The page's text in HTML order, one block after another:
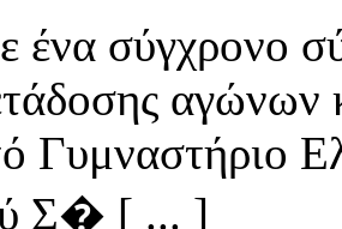
ένα σύγχρονο
αγώνων
Γυμναστήριο
Σ� [ ... ]